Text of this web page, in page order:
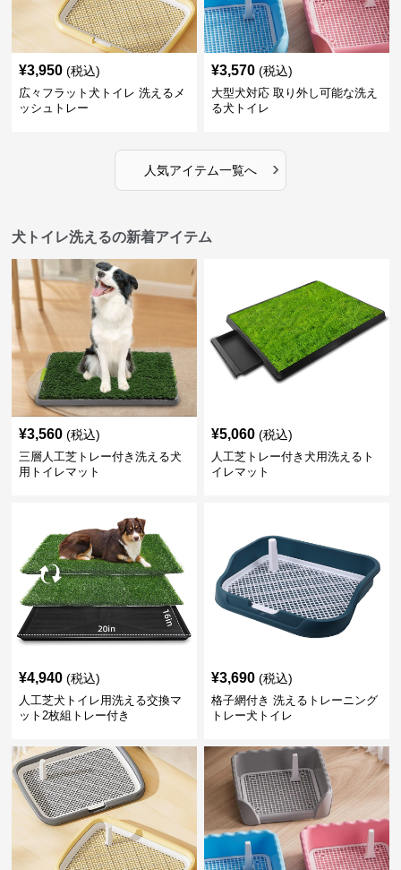
¥3,950 (税込)
広々フラット犬トイレ 洗えるメ
ッシュトレー
¥3,570 (税込)
大型犬対応 取り外し可能な洗え
る犬トイレ
人気アイテム一覧へ ›
犬トイレ洗えるの新着アイテム
¥3,560 (税込)
三層人工芝トレー付き洗える犬
用トイレマット
¥5,060 (税込)
人工芝トレー付き犬用洗えるト
イレマット
¥4,940 (税込)
人工芝犬トイレ用洗える交換マ
ット2枚組トレー付き
¥3,690 (税込)
格子網付き 洗えるトレーニング
トレー犬トイレ